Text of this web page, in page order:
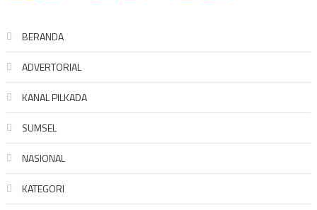
BERANDA
ADVERTORIAL
KANAL PILKADA
SUMSEL
NASIONAL
KATEGORI